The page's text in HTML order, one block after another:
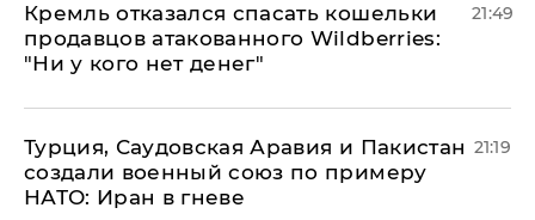
Кремль отказался спасать кошельки
продавцов атакованного Wildberries:
"Ни у кого нет денег"
21:49
Турция, Саудовская Аравия и Пакистан
создали военный союз по примеру
НАТО: Иран в гневе
21:19